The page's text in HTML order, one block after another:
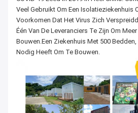
Veel Gebruikt Om Een Isolatieziekenhuis
Voorkomen Dat Het Virus Zich
Één Van De Leveranciers Te Zijn Om
Bouwen.Een Ziekenhuis Met 500
Nodig Heeft Om Te Bouwen.